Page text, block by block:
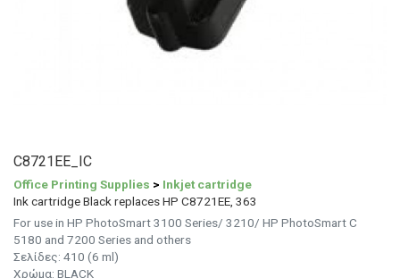
C8721EE_IC
Office Printing Supplies > Inkjet cartridge
Ink cartridge Black replaces HP C8721EE, 363
For use in HP PhotoSmart 3100 Series/ 3210/ HP PhotoSmart C
5180 and 7200 Series and others
Σελίδες: 410 (6 ml)
Χρώμα: BLACK